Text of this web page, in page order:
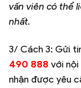
vấn viên có thể
nhất.
3/ Cách 3: Gửi
490 888 với nội
nhận được yêu